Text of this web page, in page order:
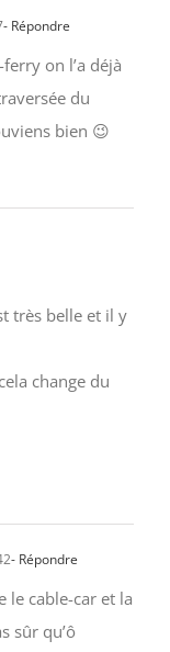
- Répondre
on l’a déjà
du
bien 😉
très belle et il y
change du
- Répondre
le cable-car et la
sûr qu’ô